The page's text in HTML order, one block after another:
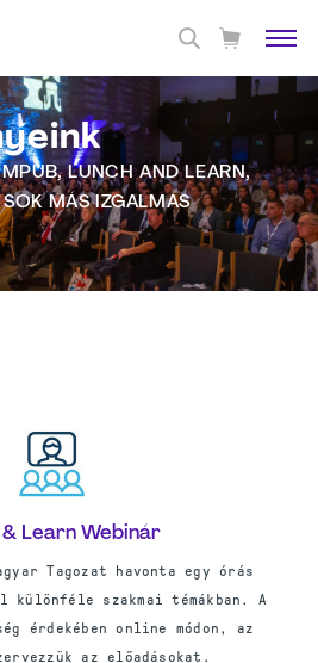
LUNCH AND LEARN,
MÁS IZGALMAS
& Learn Webinár
Tagozat havonta egy órás
különféle szakmai témákban. A
érdekében online módon, az
az előadásokat.